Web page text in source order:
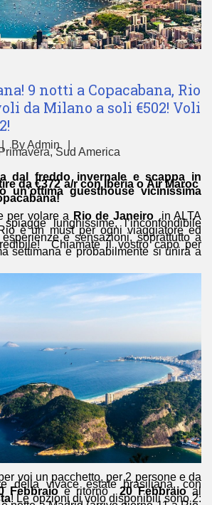
9 notti a Copacabana, Rio
da Milano a soli €502! Voli
ByAdmin
Primavera,Sud America
dal freddo invernale e scappa in
da €372 a/r con Iberia o Air Maroc
un’ottima guesthouse vicinissima
per volare a Rio de Janeiroin ALTA
lunghissime, l’inconfondibile
è un must per ogni viaggiatore ed
e sensazioni, soprattutto a
Chiamate il vostro capo per
settimana e probabilmente si unirà a
voi un pacchetto, per 2 persone e da
della vivace estate brasiliana, con
Febbraioe ritorno20 Febbraioal
! Le opzioni di volo disponibili sono 2: